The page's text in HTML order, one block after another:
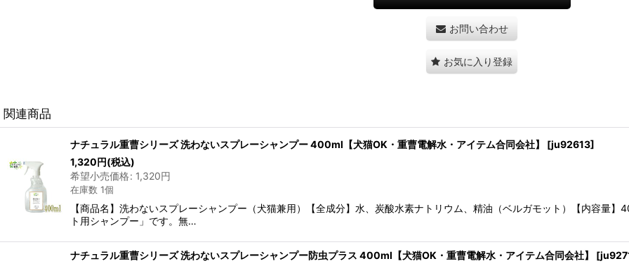
お問い合わせ
お気に入り登録
関連商品
ナチュラル重曹シリーズ 洗わないスプレーシャンプー 400ml【犬猫OK・重曹電解水・アイテム合同会社】 [ju92613]
1,320円(税込)
希望小売価格: 1,320円
在庫数 1個
【商品名】洗わないスプレーシャンプー（犬猫兼用）【全成分】水、炭酸水素ナトリウム、精油（ベルガモット）【内容量
ト用シャンプー」です。無…
ナチュラル重曹シリーズ 洗わないスプレーシャンプー防虫プラス 400ml【犬猫OK・重曹電解水・アイテム合同会社】 [